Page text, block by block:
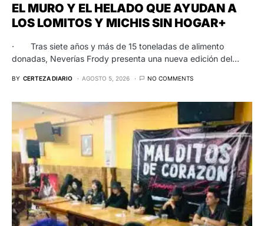
EL MURO Y EL HELADO QUE AYUDAN A
LOS LOMITOS Y MICHIS SIN HOGAR+
· Tras siete años y más de 15 toneladas de alimento
donadas, Neverías Frody presenta una nueva edición del…
BY CERTEZA DIARIO AGOSTO 5, 2026 NO COMMENTS